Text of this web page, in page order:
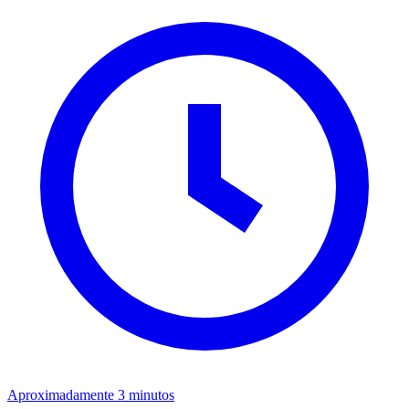
Aproximadamente 3 minutos